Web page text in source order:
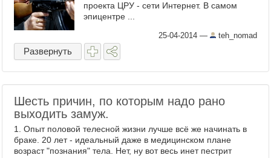
проекта ЦРУ - сети Интернет. В самом
эпицентре ...
25-04-2014 — teh_nomad
Развернуть
Шесть причин, по которым надо рано
выходить замуж.
1. Опыт половой телесной жизни лучше всё же начинать в
браке. 20 лет - идеальный даже в медицинском плане
возраст "познания" тела. Нет, ну вот весь инет пестрит